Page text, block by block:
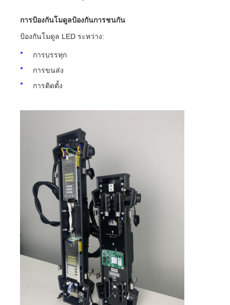
การป้องกันโมดูลป้องกันการชนกัน
ป้องกันโมดูล LED ระหว่าง:
การบรรทุก
การขนส่ง
การติดตั้ง